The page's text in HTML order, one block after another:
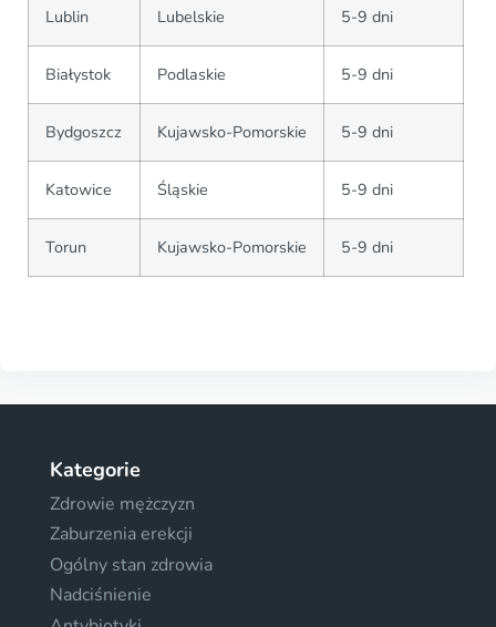
Lublin Lubelskie 5-9 dni
Białystok Podlaskie 5-9 dni
Bydgoszcz Kujawsko-Pomorskie 5-9 dni
Katowice Śląskie 5-9 dni
Torun Kujawsko-Pomorskie 5-9 dni
Kategorie
Zdrowie mężczyzn
Zaburzenia erekcji
Ogólny stan zdrowia
Nadciśnienie